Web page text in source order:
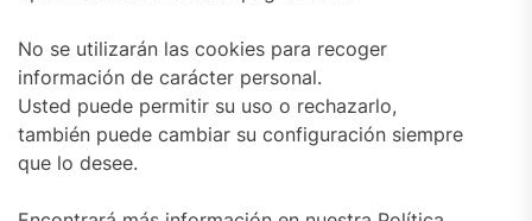
No se utilizarán las cookies para recoger
información de carácter personal.
Usted puede permitir su uso o rechazarlo,
también puede cambiar su configuración siempre
que lo desee.